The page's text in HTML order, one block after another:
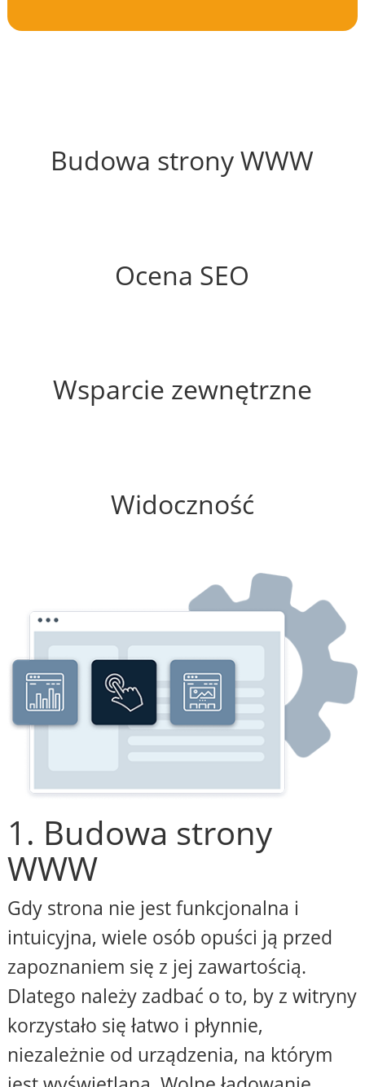
Budowa strony WWW
Ocena SEO
Wsparcie zewnętrzne
Widoczność
1. Budowa strony
WWW
Gdy strona nie jest funkcjonalna i
intuicyjna, wiele osób opuści ją przed
zapoznaniem się z jej zawartością.
Dlatego należy zadbać o to, by z witryny
korzystało się łatwo i płynnie,
niezależnie od urządzenia, na którym